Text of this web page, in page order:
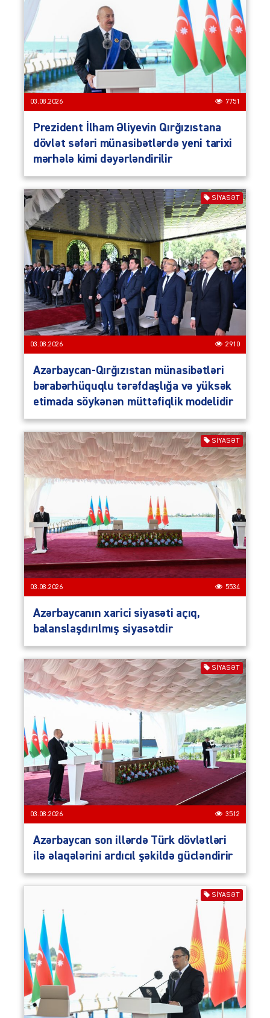
03.08.2026 7751
Prezident İlham Əliyevin Qırğızıstana
dövlət səfəri münasibətlərdə yeni tarixi
mərhələ kimi dəyərləndirilir
SIYASƏT
03.08.2026 2910
Azərbaycan-Qırğızıstan münasibətləri
bərabərhüquqlu tərəfdaşlığa və yüksək
etimada söykənən müttəfiqlik modelidir
SIYASƏT
03.08.2026 5534
Azərbaycanın xarici siyasəti açıq,
balanslaşdırılmış siyasətdir
SIYASƏT
03.08.2026 3512
Azərbaycan son illərdə Türk dövlətləri
ilə əlaqələrini ardıcıl şəkildə gücləndirir
SIYASƏT